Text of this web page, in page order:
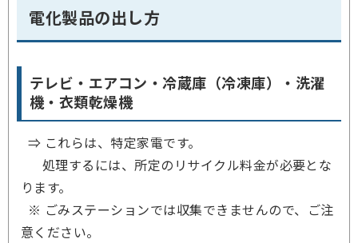
電化製品の出し方
テレビ・エアコン・冷蔵庫（冷凍庫）・洗濯
機・衣類乾燥機
⇒ これらは、 特定家電です。
処理するには、所定のリサイクル料金が必要とな
ります。
※ ごみステーションでは収集できませんので、ご注
意ください。